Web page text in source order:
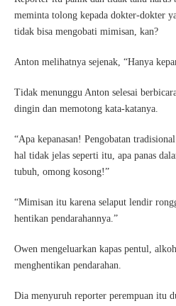
meminta tolong kepada dokter-dokter
tidak bisa mengobati mimisan, kan?
Anton melihatnya sejenak, “Hanya
Tidak menunggu Anton selesai
dingin dan memotong kata-katanya.
“Apa kepanasan! Pengobatan
hal tidak jelas seperti itu, apa panas
tubuh, omong kosong!”
“Mimisan itu karena selaput lendir
hentikan pendarahannya.”
Owen mengeluarkan kapas pentul,
menghentikan pendarahan.
Dia menyuruh reporter perempuan itu